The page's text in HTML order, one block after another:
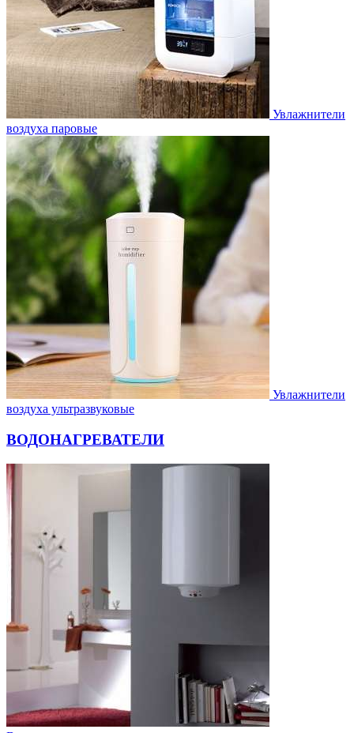
Увлажнители
воздуха паровые
Увлажнители
воздуха ультразвуковые
ВОДОНАГРЕВАТЕЛИ